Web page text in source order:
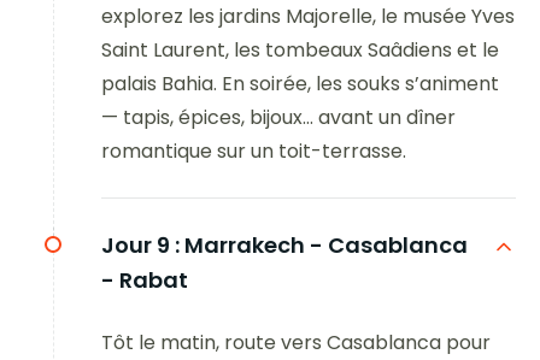
explorez les jardins Majorelle, le musée Yves
Saint Laurent, les tombeaux Saâdiens et le
palais Bahia. En soirée, les souks s’animent
— tapis, épices, bijoux… avant un dîner
romantique sur un toit-terrasse.
Jour 9 : Marrakech - Casablanca
- Rabat
Tôt le matin, route vers Casablanca pour